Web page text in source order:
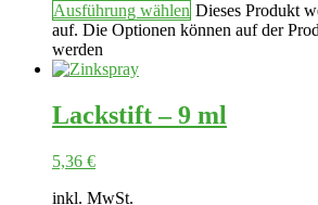
Ausführung wählen Dieses Produkt
auf. Die Optionen können auf der
werden
Lackstift – 9 ml
5,36 €
inkl. MwSt.